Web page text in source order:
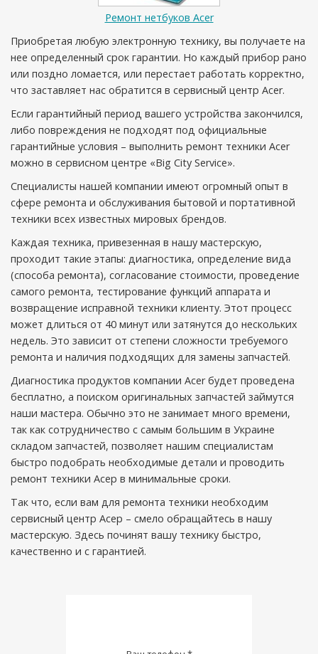
Ремонт нетбуков Acer
Приобретая любую электронную технику, вы получаете на
нее определенный срок гарантии. Но каждый прибор рано
или поздно ломается, или перестает работать корректно,
что заставляет нас обратится в сервисный центр Acer.
Если гарантийный период вашего устройства закончился,
либо повреждения не подходят под официальные
гарантийные условия – выполнить ремонт техники Acer
можно в сервисном центре «Big City Service».
Специалисты нашей компании имеют огромный опыт в
сфере ремонта и обслуживания бытовой и портативной
техники всех известных мировых брендов.
Каждая техника, привезенная в нашу мастерскую,
проходит такие этапы: диагностика, определение вида
(способа ремонта), согласование стоимости, проведение
самого ремонта, тестирование функций аппарата и
возвращение исправной техники клиенту. Этот процесс
может длиться от 40 минут или затянутся до нескольких
недель. Это зависит от степени сложности требуемого
ремонта и наличия подходящих для замены запчастей.
Диагностика продуктов компании Acer будет проведена
бесплатно, а поиском оригинальных запчастей займутся
наши мастера. Обычно это не занимает много времени,
так как сотрудничество с самым большим в Украине
складом запчастей, позволяет нашим специалистам
быстро подобрать необходимые детали и проводить
ремонт техники Асер в минимальные сроки.
Так что, если вам для ремонта техники необходим
сервисный центр Асер – смело обращайтесь в нашу
мастерскую. Здесь починят вашу технику быстро,
качественно и с гарантией.